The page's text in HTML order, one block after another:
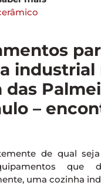
industrial
das
–
de qual
que
uma cozinha